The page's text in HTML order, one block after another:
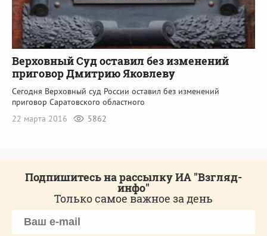
Верховный Суд оставил без изменений
приговор Дмитрию Яковлеву
Сегодня Верховный суд России оставил без изменений
приговор Саратовского областного
22 марта 2016
5862
Подпишитесь на рассылку ИА "Взгляд-
инфо"
Только самое важное за день